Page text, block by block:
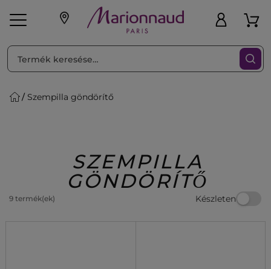
Parfüm
Beauty
Szempilla göndörítő
SZEMPILLA
GÖNDÖRÍTŐ
9 termék(ek) Készleten
RENDEZéS Szűrő